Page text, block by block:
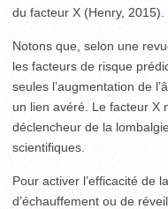
du facteur X (Henry, 2015).
Notons que, selon une
les facteurs de risque
seules l’augmentation de
un lien avéré. Le facteur X
déclencheur de la
scientifiques.
Pour activer l’efficacité de
d’échauffement ou de